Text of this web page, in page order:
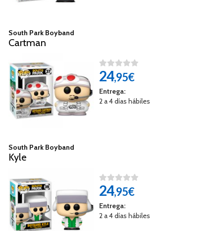
South Park Boyband
Cartman
24,95€
Entrega:
2 a 4 días hábiles
South Park Boyband
Kyle
24,95€
Entrega:
2 a 4 días hábiles